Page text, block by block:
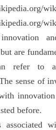
are
refer to
sense of
before.
associated